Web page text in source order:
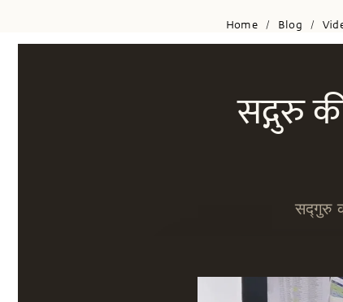
Home / Blog /
सद्गुरु
सद्गुरु